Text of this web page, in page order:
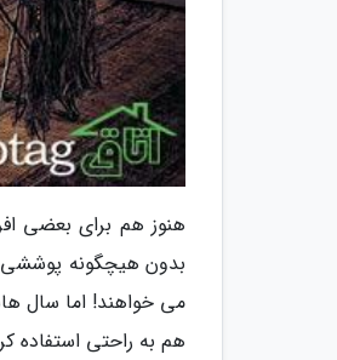
هنوز هم برای بعضی
بدون هیچگونه پوششی
می خواهند! اما سال
هم به راحتی استفاده